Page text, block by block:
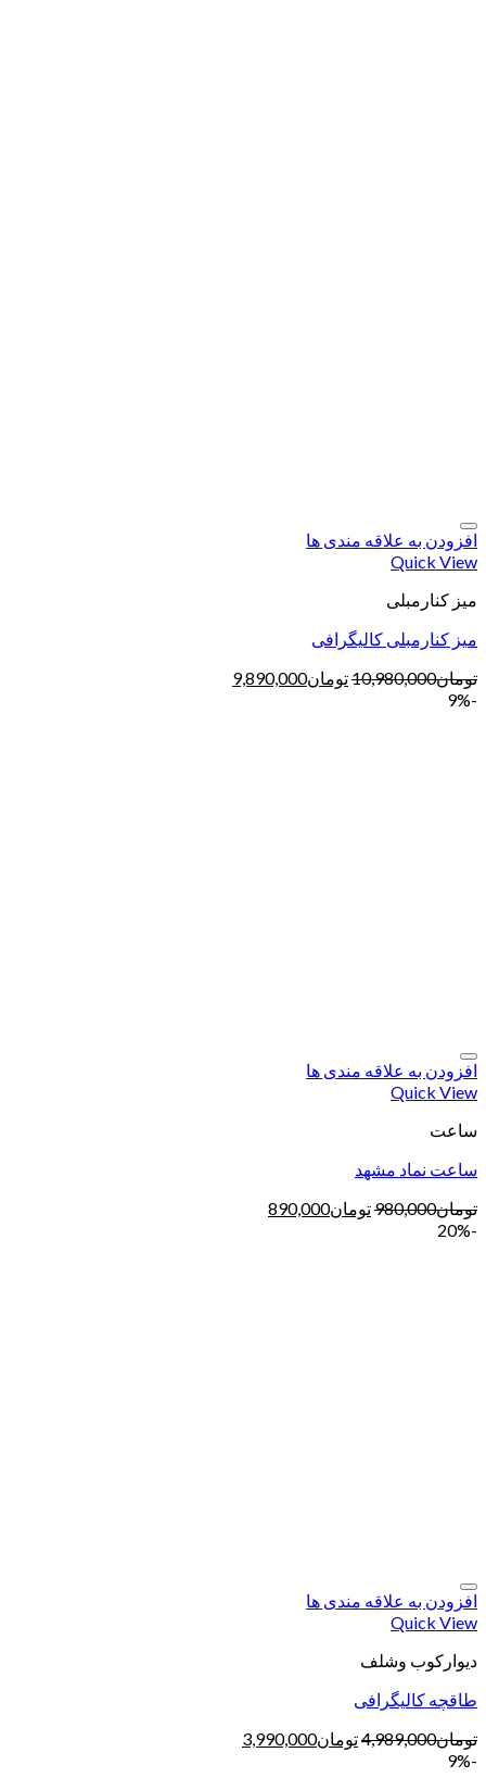
افزودن به علاقه مندی ها
Quick View
میز کنارمبلی
میز کنارمبلی کالیگرافی
تومان10,980,000تومان9,890,000
-9%
افزودن به علاقه مندی ها
Quick View
ساعت
ساعت نماد مشهد
تومان980,000تومان890,000
-20%
افزودن به علاقه مندی ها
Quick View
دیوارکوب وشلف
طاقچه کالیگرافی
تومان4,989,000تومان3,990,000
-9%